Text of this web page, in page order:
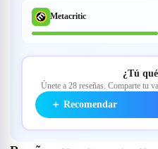
Metacritic
¿Tú
Únete a 28 reseñas. Comparte tu
＋ Recomendar